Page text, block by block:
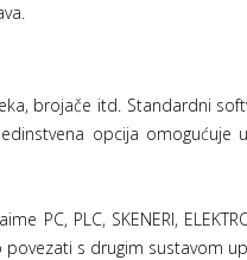
brojače itd. Standardni
opcija omogućuje
PLC, SKENERI,
s drugim sustavom